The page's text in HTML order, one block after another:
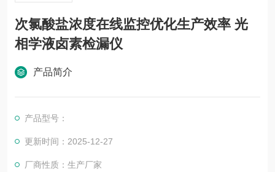
次氯酸盐浓度在线监控优化生产效率 光
相学液卤素检漏仪
产品简介
产品型号：
更新时间：2025-12-27
厂商性质：生产厂家